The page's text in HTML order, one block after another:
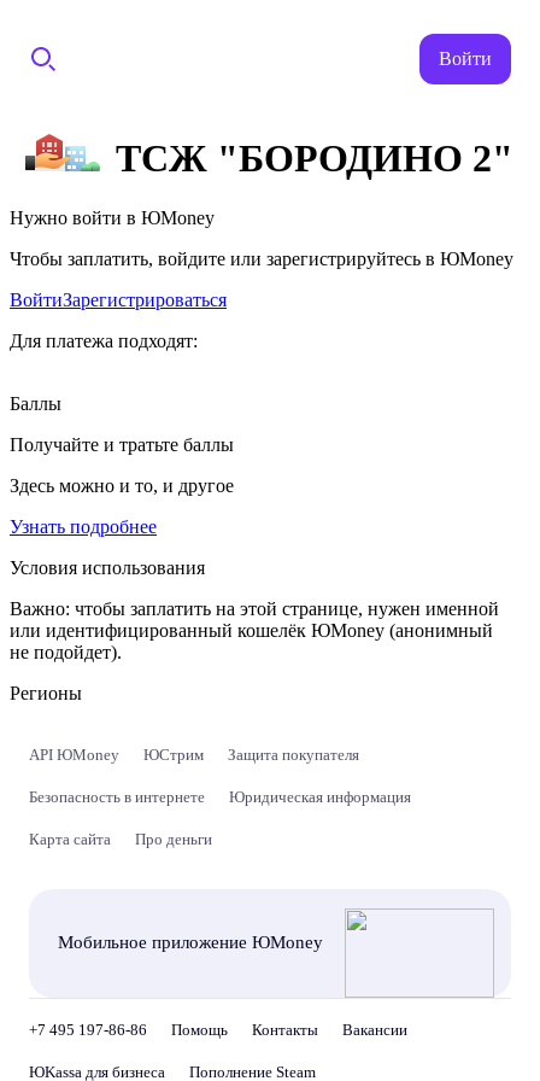
Войти
ТСЖ "БОРОДИНО 2"
Нужно войти в ЮMoney
Чтобы заплатить, войдите или зарегистрируйтесь в ЮMoney
ВойтиЗарегистрироваться
Для платежа подходят:
Баллы
Получайте и тратьте баллы
Здесь можно и то, и другое
Узнать подробнее
Условия использования
Важно: чтобы заплатить на этой странице, нужен именной
или идентифицированный кошелёк ЮMoney (анонимный
не подойдет).
Регионы
API ЮMoney ЮСтрим Защита покупателя
Безопасность в интернете Юридическая информация
Карта сайта Про деньги
Мобильное приложение ЮMoney
+7 495 197-86-86 Помощь Контакты Вакансии
ЮKassa для бизнеса Пополнение Steam